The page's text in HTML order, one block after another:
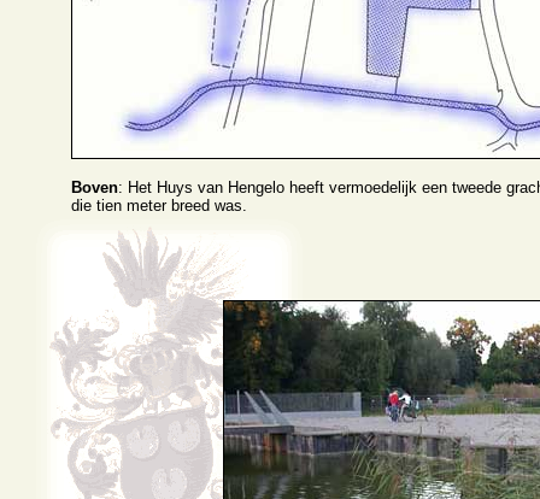
Boven: Het Huys van Hengelo heeft vermoedelijk een tweede
die tien meter breed was.